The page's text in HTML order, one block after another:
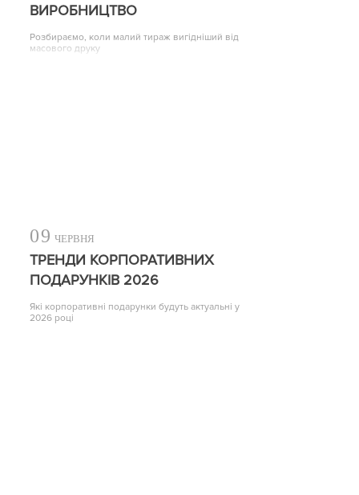
ВИРОБНИЦТВО
Розбираємо, коли малий тираж вигідніший від
масового друку
09 ЧЕРВНЯ
ТРЕНДИ КОРПОРАТИВНИХ
ПОДАРУНКІВ 2026
Які корпоративні подарунки будуть актуальні у
2026 році